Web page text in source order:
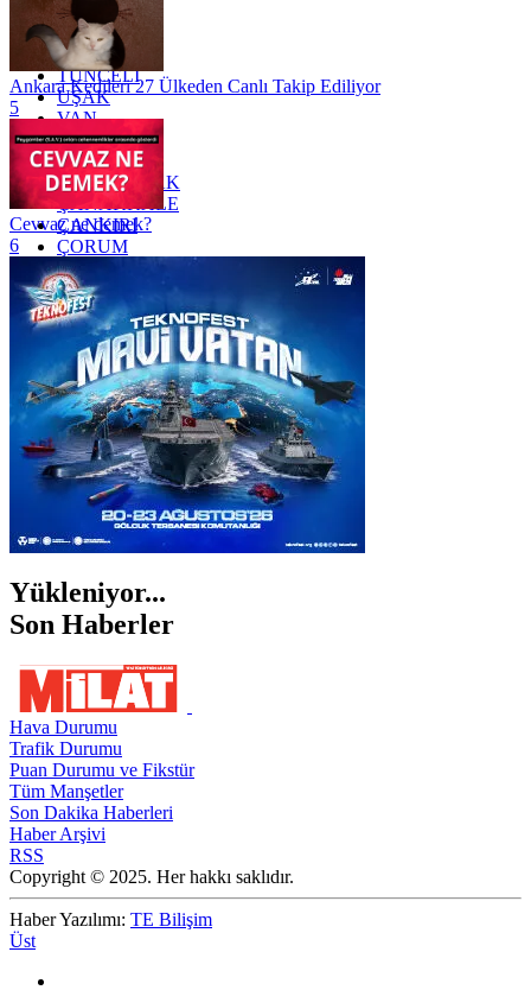
TEKİRDAĞ
TOKAT
TRABZON
TUNCELİ
UŞAK
VAN
YALOVA
YOZGAT
ZONGULDAK
ÇANAKKALE
ÇANKIRI
ÇORUM
İSTANBUL
İZMİR
ŞANLIURFA
ŞIRNAK
Ankara Kedileri 27 Ülkeden Canlı Takip Ediliyor
5
Cevvaz ne demek?
6
Yükleniyor...
Son Haberler
Hava Durumu
Trafik Durumu
Puan Durumu ve Fikstür
Tüm Manşetler
Son Dakika Haberleri
Haber Arşivi
RSS
Copyright © 2025. Her hakkı saklıdır.
Haber Yazılımı: TE Bilişim
Üst